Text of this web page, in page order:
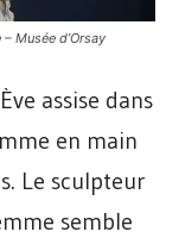
Musée d’Orsay
assise dans
en main
Le sculpteur
semble